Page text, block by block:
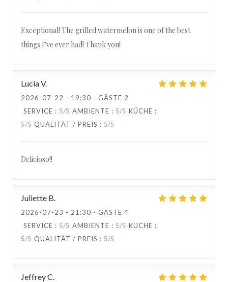
Exceptional! The grilled watermelon is one of the best
things I’ve ever had! Thank you!
LuciaV
2026-07-22 - 19:30 - GÄSTE 2
SERVICE : 5/5 AMBIENTE : 5/5 KÜCHE :
5/5 QUALITÄT / PREIS : 5/5
Delicioso!!
Juliette B
2026-07-23 - 21:30 - GÄSTE 4
SERVICE : 5/5 AMBIENTE : 5/5 KÜCHE :
5/5 QUALITÄT / PREIS : 5/5
JeffreyC